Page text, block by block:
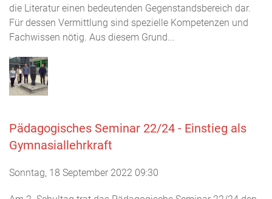
die Literatur einen bedeutenden Gegenstandsbereich dar.
Für dessen Vermittlung sind spezielle Kompetenzen und
Fachwissen nötig. Aus diesem Grund...
Pädagogisches Seminar 22/24 - Einstieg als
Gymnasiallehrkraft
Sonntag, 18 September 2022 09:30